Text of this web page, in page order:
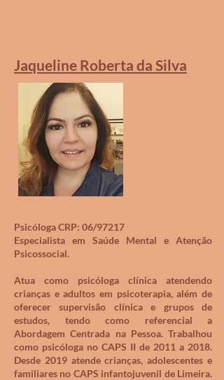
Jaqueline Roberta da Silva
Psicóloga CRP: 06/97217
Especialista em Saúde Mental e Atenção
Psicossocial.
Atua como psicóloga clínica atendendo
crianças e adultos em psicoterapia, além de
oferecer supervisão clínica e grupos de
estudos, tendo como referencial a
Abordagem Centrada na Pessoa. Trabalhou
como psicóloga no CAPS II de 2011 a 2018.
Desde 2019 atende crianças, adolescentes e
familiares no CAPS infantojuvenil de Limeira.